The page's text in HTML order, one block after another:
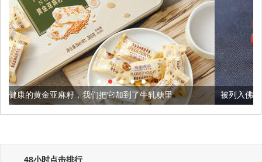
们把它加到了牛轧糖里 被列入佛家七宝的它到底有多美
48小时点击排行